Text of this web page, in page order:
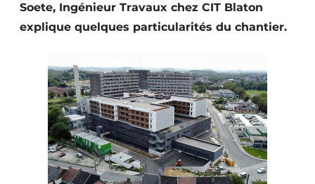
Protection solaire
Sécurité incendie
Software
Techniques ferroviaires
Travaux ferroviaires
Soete, Ingénieur Travaux chez CIT Blaton
explique quelques particularités du chantier.